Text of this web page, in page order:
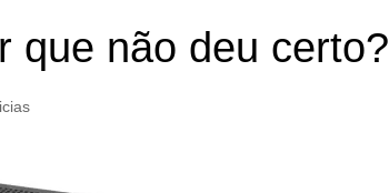
que não deu certo?